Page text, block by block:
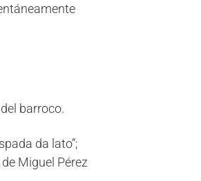
barroco.
da lato”;
Miguel Pérez